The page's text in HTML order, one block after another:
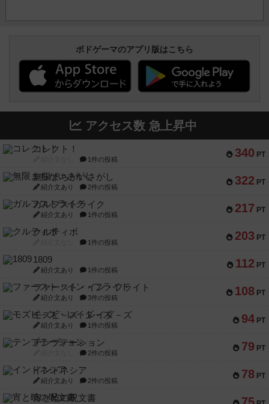
ボドゲーマのアプリ版はこちら
アクセス数 急上昇中
340 PT
コレクト！
1件の投稿
322 PT
無限まちがいさがし
紹介文あり 2件の投稿
217 PT
ガルフストライク
紹介文あり 1件の投稿
203 PT
クルティボ
1件の投稿
112 PT
1809
紹介文あり 1件の投稿
108 PT
ファースト・イン・フライト
紹介文あり 3件の投稿
94 PT
モズビ－ズ・レイダ－ズ
紹介文あり 1件の投稿
79 PT
テンプテーション
2件の投稿
78 PT
インドネシア
紹介文あり 2件の投稿
宵と暁の呪文書